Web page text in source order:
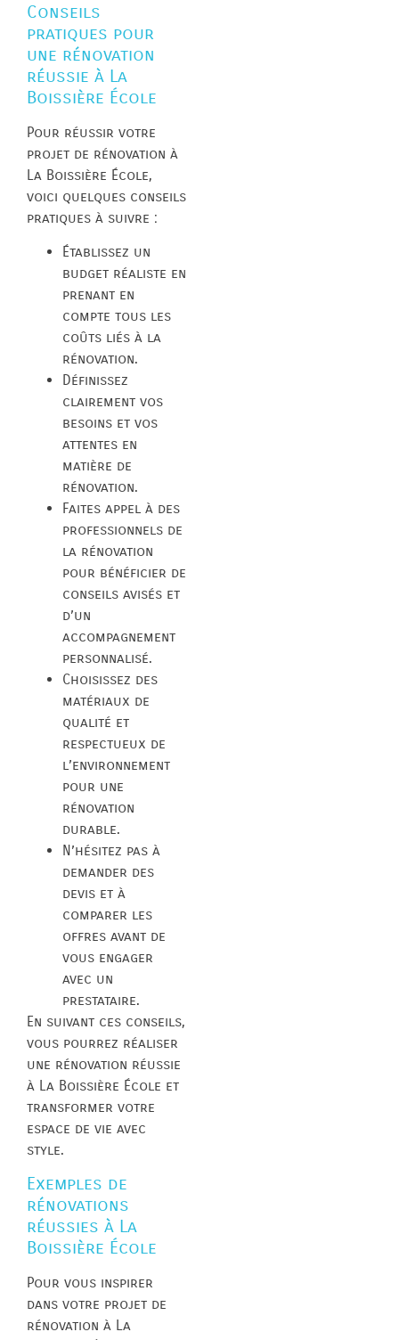
Conseils
pratiques pour
une rénovation
réussie à La
Boissière École
Pour réussir votre
projet de rénovation à
La Boissière École,
voici quelques conseils
pratiques à suivre :
Établissez un
budget réaliste en
prenant en
compte tous les
coûts liés à la
rénovation.
Définissez
clairement vos
besoins et vos
attentes en
matière de
rénovation.
Faites appel à des
professionnels de
la rénovation
pour bénéficier de
conseils avisés et
d’un
accompagnement
personnalisé.
Choisissez des
matériaux de
qualité et
respectueux de
l’environnement
pour une
rénovation
durable.
N’hésitez pas à
demander des
devis et à
comparer les
offres avant de
vous engager
avec un
prestataire.
En suivant ces conseils,
vous pourrez réaliser
une rénovation réussie
à La Boissière École et
transformer votre
espace de vie avec
style.
Exemples de
rénovations
réussies à La
Boissière École
Pour vous inspirer
dans votre projet de
rénovation à La